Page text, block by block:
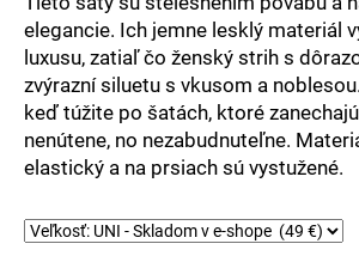
elegancie. Ich jemne lesklý materiál
luxusu, zatiaľ čo ženský strih s
zvýrazní siluetu s vkusom a
keď túžite po šatách, ktoré
nenútene, no nezabudnuteľne.
elastický a na prsiach sú vystužené.